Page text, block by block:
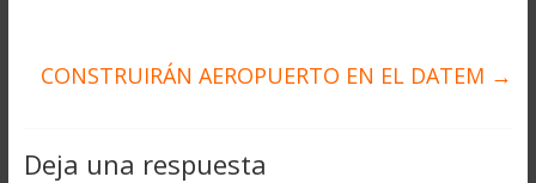
CONSTRUIRÁN AEROPUERTO EN EL DATEM →
Deja una respuesta